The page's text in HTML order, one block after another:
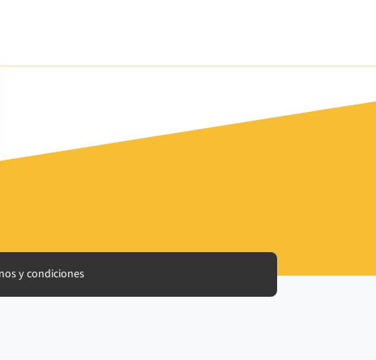
y condiciones